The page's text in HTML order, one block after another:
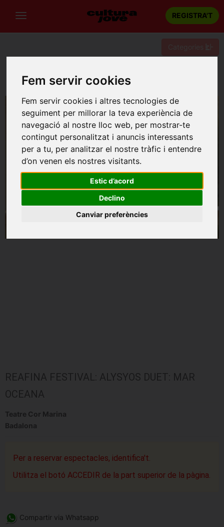
Fem servir cookies
Fem servir cookies i altres tecnologies de
seguiment per millorar la teva experiència de
navegació al nostre lloc web, per mostrar-te
contingut personalitzat i anuncis interessants
per a tu, per analitzar el nostre tràfic i entendre
d’on venen els nostres visitants.
Estic d’acord
Declino
Canviar preferències
REGISTRA'T
REAFINA FESTIVAL: Alysyos DUET: Mar Oceana
REAFINA FESTIVAL: ALYSYOS DUET: MAR
OCEANA
Teatre Cor Marina
Badalona
Per a reservar espectacles, identifica't.
Utilitza el botó ACCEDIR de la part superior de la pàgina.
Compartir via Whatsapp